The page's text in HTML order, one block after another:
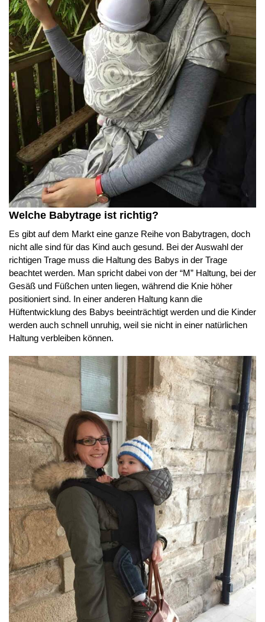
Welche Babytrage ist richtig?
Es gibt auf dem Markt eine ganze Reihe von Babytragen, doch
nicht alle sind für das Kind auch gesund. Bei der Auswahl der
richtigen Trage muss die Haltung des Babys in der Trage
beachtet werden. Man spricht dabei von der “M” Haltung, bei der
Gesäß und Füßchen unten liegen, während die Knie höher
positioniert sind. In einer anderen Haltung kann die
Hüftentwicklung des Babys beeinträchtigt werden und die Kinder
werden auch schnell unruhig, weil sie nicht in einer natürlichen
Haltung verbleiben können.